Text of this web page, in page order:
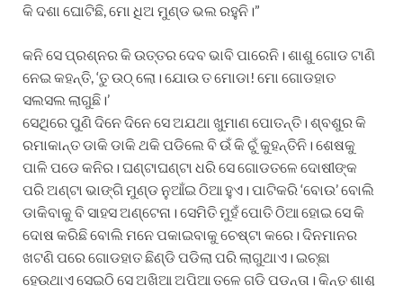
କି ଦଶା ଘୋଟିଛି, ମୋ ଧିଅ ମୁଣ୍ଡ ଭଲ ରହୁନି।”
କନି ସେ ପ୍ରଶ୍ନର କି ଉତ୍ତର ଦେବ ଭାବି ପାରେନି। ଶାଶୁ ଗୋଡ ଟାଣି
ନେଇ କହନ୍ତି, ‘ତୁ ଉଠ୍ ଲୋ। ଯୋଉ ତ ମୋଡା! ମୋ ଗୋଡହାତ
ସଲସଲ ଲାଗୁଛି।’
ସେଥିରେ ପୁଣି ଦିନେ ଦିନେ ସେ ଅଯଥା ଖୁମାଣ ପୋତନ୍ତି। ଶ୍ବଶୁର କି
ରମାକାନ୍ତ ଡାକି ଡାକି ଥକି ପଡିଲେ ବି ଉଁ କି ଚୁଁ କୁହନ୍ତିନି। ଶେଷକୁ
ପାଳି ପଡେ କନିର। ଘଣ୍ଟାଘଣ୍ଟା ଧରି ସେ ଗୋଡତଳେ ଦୋଷୀଙ୍କ
ପରି ଅଣ୍ଟା ଭାଙ୍ଗି ମୁଣ୍ଡ ନୁଆଁଇ ଠିଆ ହୁଏ। ପାଟିକରି ‘ବୋଉ’ ବୋଲି
ଡାକିବାକୁ ବି ସାହସ ଅଣ୍ଟେନା। ସେମିତି ମୁହଁ ପୋତି ଠିଆ ହୋଇ ସେ କି
ଦୋଷ କରିଛି ବୋଲି ମନେ ପକାଇବାକୁ ଚେଷ୍ଟା କରେ। ଦିନମାନର
ଖଟଣି ପରେ ଗୋଡହାତ ଛିଣ୍ଡି ପଡିଲା ପରି ଲାଗୁଥାଏ। ଇଚ୍ଛା
ହେଉଥାଏ ସେଇଠି ସେ ଅଖିଆ ଅପିଆ ତଳେ ଗଡି ପଡନ୍ତା। କିନ୍ତୁ ଶାଶୁ